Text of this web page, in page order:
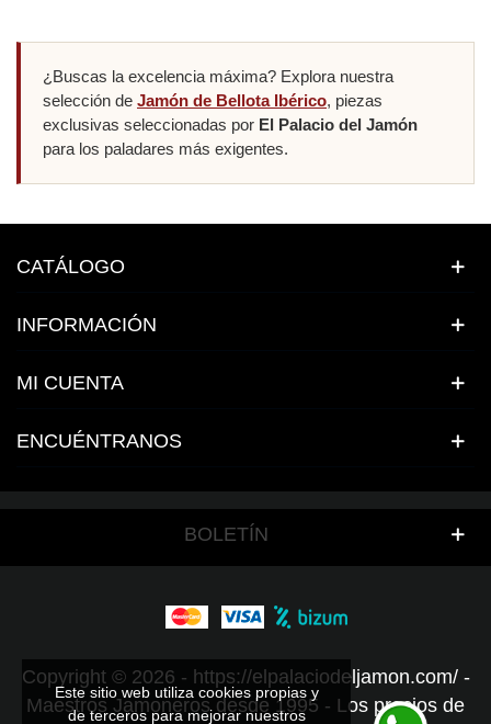
¿Buscas la excelencia máxima? Explora nuestra
selección de Jamón de Bellota Ibérico, piezas
exclusivas seleccionadas por El Palacio del Jamón
para los paladares más exigentes.
CATÁLOGO
INFORMACIÓN
MI CUENTA
ENCUÉNTRANOS
Este sitio web utiliza cookies propias y
de terceros para mejorar nuestros
BOLETÍN
Copyright © 2026 - https://elpalaciodeljamon.com/ -
Maestros Jamoneros desde 1995 - Los precios de